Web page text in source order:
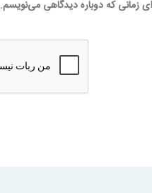
زمانی که دوباره دیدگاهی می‌نویسم.